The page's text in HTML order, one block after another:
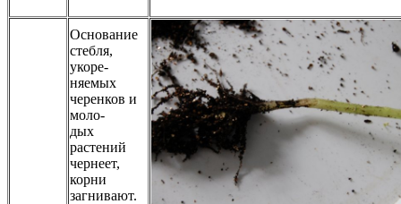
Основание
стебля,
укоре-
няемых
черенков и
моло-
дых
растений
чернеет,
корни
загнивают.